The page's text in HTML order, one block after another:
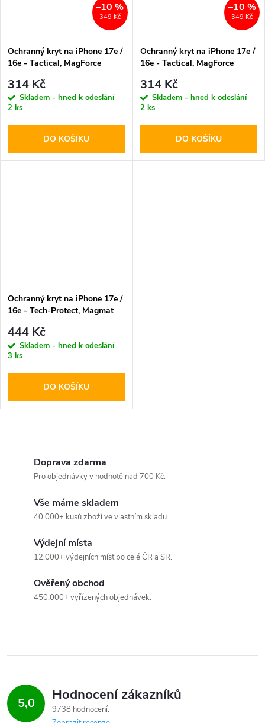
349 Kč
–10 %
Ochranný kryt na iPhone 17e /
16e - Tactical, MagForce
314 Kč
Skladem - hned k odeslání
2 ks
DO KOŠÍKU
349 Kč
–10 %
Ochranný kryt na iPhone 17e /
16e - Tactical, MagForce
314 Kč
Skladem - hned k odeslání
2 ks
DO KOŠÍKU
Ochranný kryt na iPhone 17e /
16e - Tech-Protect, Magmat
444 Kč
Skladem - hned k odeslání
3 ks
DO KOŠÍKU
r
v
k
Doprava zdarma
Pro objednávky v hodnotě nad 700 Kč.
Vše máme skladem
40.000+ kusů zboží ve vlastním skladu.
Výdejní místa
12.000+ výdejních míst po celé ČR a SR.
Ověřený obchod
450.000+ vyřízených objednávek.
5,0 Hodnocení zákazníků
9738 hodnocení